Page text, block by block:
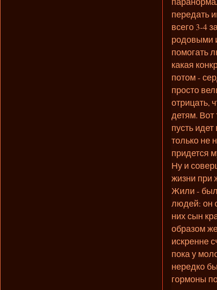
передать
всего 3-4
родовыми
помогать
какая
потом -
просто
отрицать,
детям. Вот
пусть
только не
придется
Ну и
жизни при
Жили -
людей: он
них сын
образом
искренне
пока у
нередко
гормоны